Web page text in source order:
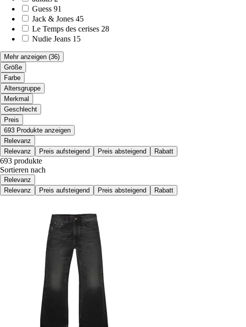
Guess 91
Jack & Jones 45
Le Temps des cerises 28
Nudie Jeans 15
Mehr anzeigen (36)
Größe
Farbe
Altersgruppe
Merkmal
Geschlecht
Preis
693 Produkte anzeigen
Relevanz
Relevanz
Preis aufsteigend Preis absteigend Rabatt
693 produkte
Sortieren nach
Relevanz
Relevanz
Preis aufsteigend Preis absteigend Rabatt